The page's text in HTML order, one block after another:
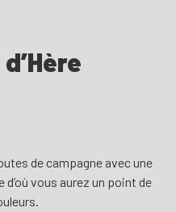
de campagne avec une
d’où vous aurez un point de